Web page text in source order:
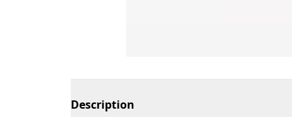
Description